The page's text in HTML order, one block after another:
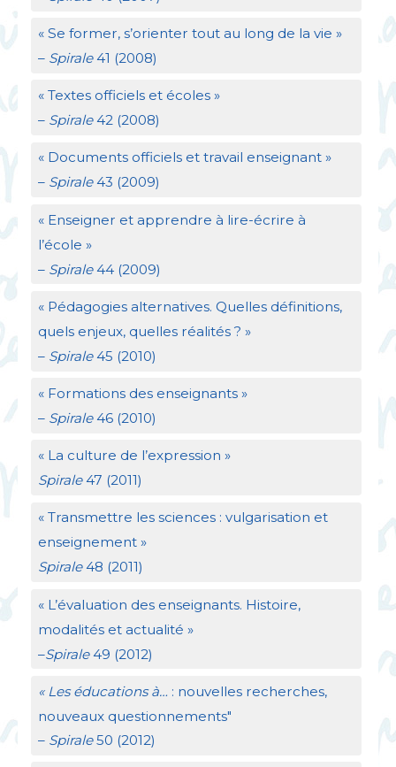
« Se former, s’orienter tout au long de la vie »
– Spirale41 (2008)
« Textes officiels et écoles »
– Spirale42 (2008)
« Documents officiels et travail enseignant »
– Spirale43 (2009)
« Enseigner et apprendre à lire-écrire à
l’école »
– Spirale44 (2009)
« Pédagogies alternatives. Quelles définitions,
quels enjeux, quelles réalités ? »
– Spirale45 (2010)
« Formations des enseignants »
– Spirale46 (2010)
« La culture de l’expression »
Spirale47 (2011)
« Transmettre les sciences : vulgarisation et
enseignement »
Spirale48 (2011)
« L’évaluation des enseignants. Histoire,
modalités et actualité »
–Spirale49 (2012)
« Les éducations à… : nouvelles recherches,
nouveaux questionnements"
– Spirale50 (2012)